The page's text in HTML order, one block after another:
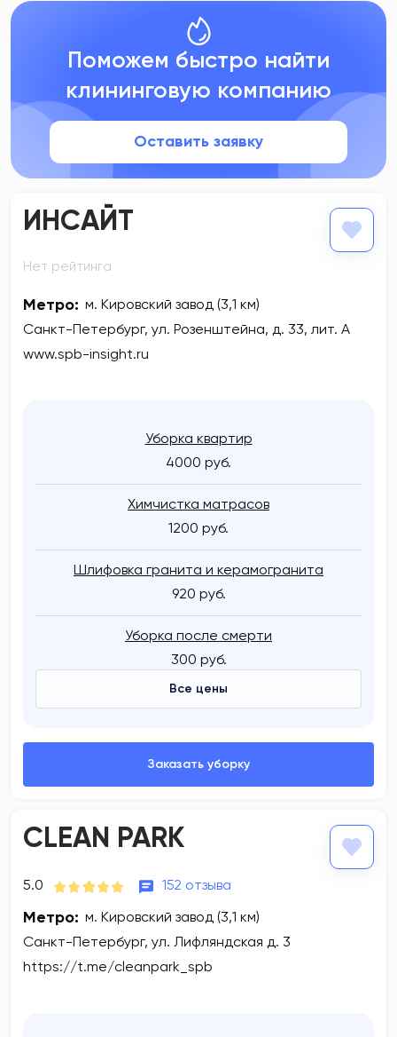
Поможем быстро найти
клининговую компанию
Оставить заявку
ИНСАЙТ
Нет рейтинга
Метро: м. Кировский завод (3,1 км)
Санкт-Петербург, ул. Розенштейна, д. 33, лит. А
www.spb-insight.ru
Уборка квартир
4000 руб.
Химчистка матрасов
1200 руб.
Шлифовка гранита и керамогранита
920 руб.
Уборка после смерти
300 руб.
Все цены
CLEAN PARK
5.0 152 отзыва
Метро: м. Кировский завод (3,1 км)
Санкт-Петербург, ул. Лифляндская д. 3
https://t.me/cleanpark_spb